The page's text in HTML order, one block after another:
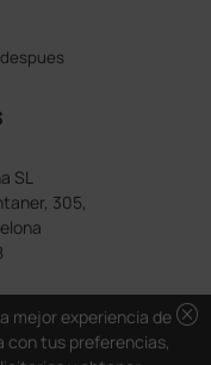
SL
305,
cancel
mejor experiencia de
con tus preferencias,